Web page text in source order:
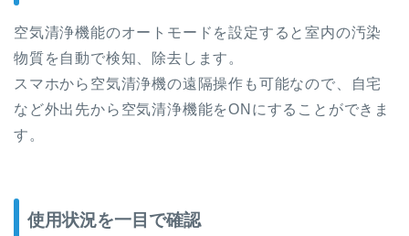
空気清浄機能のオートモードを設定すると室内の汚染
物質を自動で検知、除去します。
スマホから空気清浄機の遠隔操作も可能なので、自宅
など外出先から空気清浄機能をONにすることができま
す。
使用状況を一目で確認